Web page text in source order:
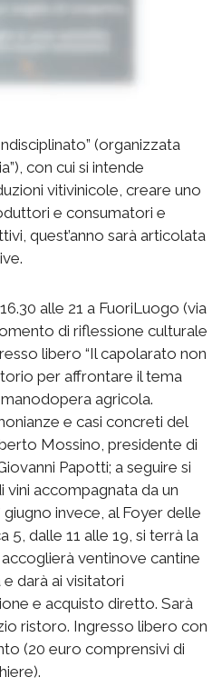
(organizzata
con cui si intende
vitivinicole, creare uno
e consumatori e
quest’anno sarà articolata
alle 21 a FuoriLuogo (via
di riflessione culturale
libero “Il capolarato non
per affrontare il tema
agricola.
e casi concreti del
Mossino, presidente di
Papotti; a seguire si
vini accompagnata da un
giugno invece, al Foyer delle
5, dalle 11 alle 19, si terrà la
ventinove cantine
darà ai visitatori
e acquisto diretto. Sarà
ristoro. Ingresso libero con
(20 euro comprensivi di